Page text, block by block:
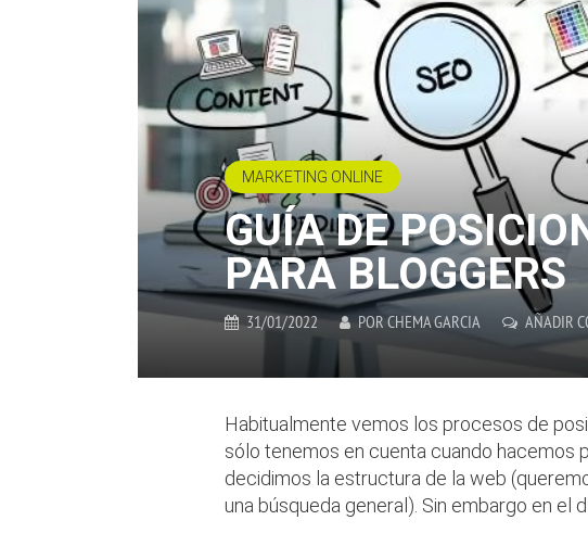
MARKETING ONLINE
GUÍA DE
PARA BLOGGERS
31/01/2022 POR CHEMA GARCIA AÑADIR
Habitualmente vemos los procesos de
sólo tenemos en cuenta cuando hacemos
decidimos la estructura de la web
una búsqueda general). Sin embargo en el